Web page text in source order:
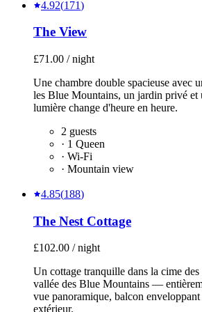
4.92(171)
The View
£71.00 /night
Une chambre double spacieuse avec
les Blue Mountains, un jardin privé et
lumière change d'heure en heure.
2 guests
· 1 Queen
· Wi-Fi
· Mountain view
4.85(188)
The Nest Cottage
£102.00 /night
Un cottage tranquille dans la cime des
vallée des Blue Mountains —
vue panoramique, balcon
extérieur.